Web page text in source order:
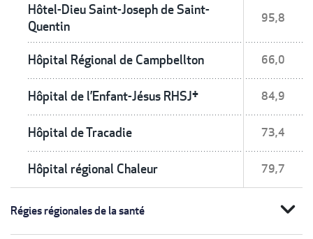
Hôtel-Dieu Saint-Joseph de Saint-
Quentin
95,8
Hôpital Régional de Campbellton 66,0
Hôpital de l’Enfant-Jésus RHSJ† 84,9
Hôpital de Tracadie 73,4
Hôpital régional Chaleur 79,7
Régies régionales de la santé expand_more